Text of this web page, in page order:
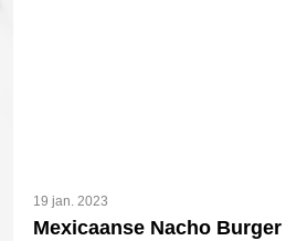
19 jan. 2023
Mexicaanse Nacho Burger